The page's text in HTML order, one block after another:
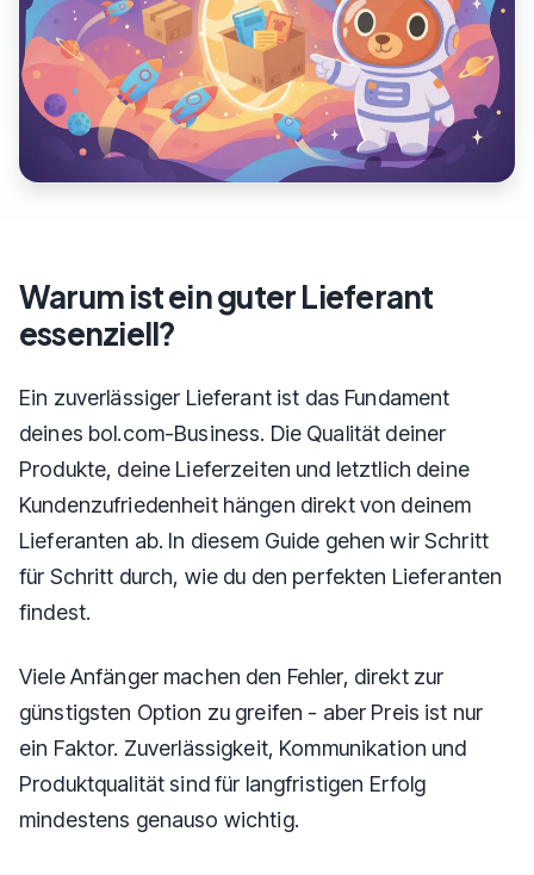
Warum ist ein guter Lieferant
essenziell?
Ein zuverlässiger Lieferant ist das Fundament
deines bol.com-Business. Die Qualität deiner
Produkte, deine Lieferzeiten und letztlich deine
Kundenzufriedenheit hängen direkt von deinem
Lieferanten ab. In diesem Guide gehen wir Schritt
für Schritt durch, wie du den perfekten Lieferanten
findest.
Viele Anfänger machen den Fehler, direkt zur
günstigsten Option zu greifen - aber Preis ist nur
ein Faktor. Zuverlässigkeit, Kommunikation und
Produktqualität sind für langfristigen Erfolg
mindestens genauso wichtig.